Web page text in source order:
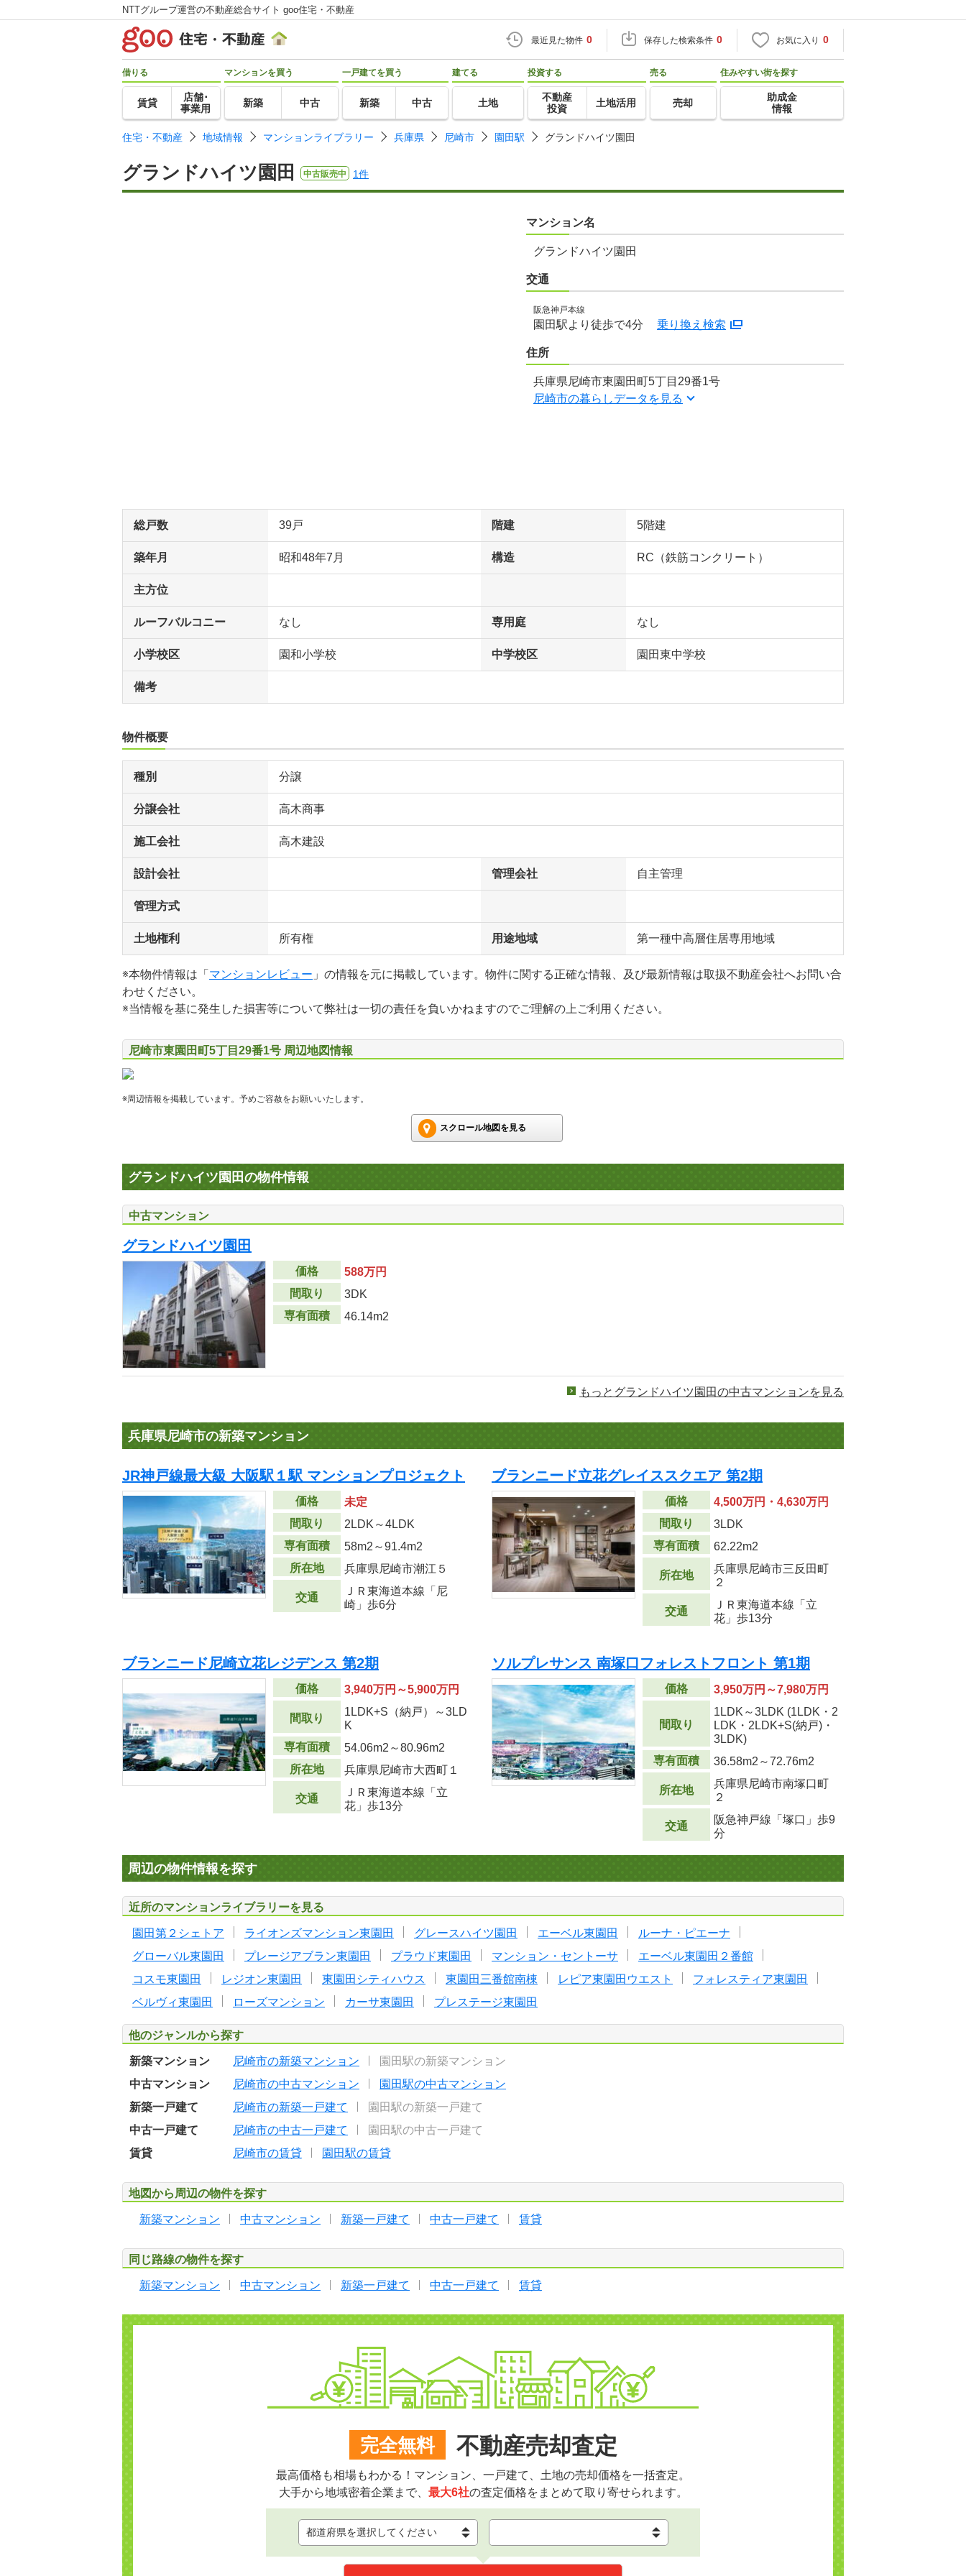
NTTグループ運営の不動産総合サイト goo住宅・不動産
最近見た物件 0 保存した検索条件 0 お気に入り 0
借りる
賃貸
店舗･
事業用
マンションを買う
新築 中古
一戸建てを買う
新築 中古
建てる
土地
投資する
不動産
投資
土地活用
売る
売却
住みやすい街を探す
助成金
情報
住宅・不動産 地域情報 マンションライブラリー 兵庫県 尼崎市 園田駅 グランドハイツ園田
グランドハイツ園田 中古販売中 1件
マンション名
グランドハイツ園田
交通
阪急神戸本線
園田駅より徒歩で4分 乗り換え検索
住所
兵庫県尼崎市東園田町5丁目29番1号
尼崎市の暮らしデータを見る
総戸数 39戸 階建 5階建
築年月 昭和48年7月 構造 RC（鉄筋コンクリート）
主方位
ルーフバルコニー なし 専用庭 なし
小学校区 園和小学校 中学校区 園田東中学校
備考
物件概要
種別 分譲
分譲会社 高木商事
施工会社 高木建設
設計会社 管理会社 自主管理
管理方式
土地権利 所有権 用途地域 第一種中高層住居専用地域
※本物件情報は「 マンションレビュー 」の情報を元に掲載しています。物件に関する正確な情報、及び最新情報は取扱不動産会社へお問い合
わせください。
※当情報を基に発生した損害等について弊社は一切の責任を負いかねますのでご理解の上ご利用ください。
尼崎市東園田町5丁目29番1号 周辺地図情報
※周辺情報を掲載しています。予めご容赦をお願いいたします。
スクロール地図を見る
グランドハイツ園田の物件情報
中古マンション
グランドハイツ園田
価格
588万円
間取り
3DK
専有面積
46.14m2
もっとグランドハイツ園田の中古マンションを見る
兵庫県尼崎市の新築マンション
JR神戸線最大級 大阪駅１駅 マンションプロジェクト
価格
未定
間取り
2LDK～4LDK
専有面積
58m2 ～91.4m2
所在地
兵庫県尼崎市潮江５
交通
ＪＲ東海道本線「尼
崎」歩6分
ブランニード立花グレイススクエア 第2期
価格
4,500万円・4,630万円
間取り
3LDK
専有面積
62.22m2
所在地
兵庫県尼崎市三反田町
２
交通
ＪＲ東海道本線「立
花」歩13分
ブランニード尼崎立花レジデンス 第2期
価格 3,940万円～5,900万円
間取り
1LDK+S（納戸）～3LD
K
専有面積
54.06m2 ～80.96m2
所在地
兵庫県尼崎市大西町１
交通
ＪＲ東海道本線「立
花」歩13分
ソルプレサンス 南塚口フォレストフロント 第1期
価格 3,950万円～7,980万円
間取り
1LDK～3LDK (1LDK・2
LDK・2LDK+S(納戸)・
3LDK)
専有面積
36.58m2 ～72.76m2
所在地
兵庫県尼崎市南塚口町
２
交通
阪急神戸線「塚口」歩9
分
周辺の物件情報を探す
近所のマンションライブラリーを見る
園田第２シェトア ライオンズマンション東園田 グレースハイツ園田 エーベル東園田
ルーナ・ピエーナ
グローバル東園田
プレージアブラン東園田 プラウド東園田 マンション・セントーサ
エーベル東園田２番館
コスモ東園田
レジオン東園田 東園田シティハウス 東園田三番館南棟 レピア東園田ウエスト
フォレスティア東園田
ベルヴィ東園田
ローズマンション カーサ東園田 プレステージ東園田
他のジャンルから探す
新築マンション 尼崎市の新築マンション
園田駅の新築マンション
中古マンション
尼崎市の中古マンション
園田駅の中古マンション
新築一戸建て
尼崎市の新築一戸建て
園田駅の新築一戸建て
中古一戸建て
尼崎市の中古一戸建て
園田駅の中古一戸建て
賃貸
尼崎市の賃貸 園田駅の賃貸
地図から周辺の物件を探す
新築マンション 中古マンション 新築一戸建て 中古一戸建て 賃貸
同じ路線の物件を探す
新築マンション 中古マンション 新築一戸建て 中古一戸建て 賃貸
完全無料 不動産売却査定
最高価格も相場もわかる！マンション、一戸建て、土地の売却価格を一括査定。
大手から地域密着企業まで、 最大6社の査定価格をまとめて取り寄せられます。